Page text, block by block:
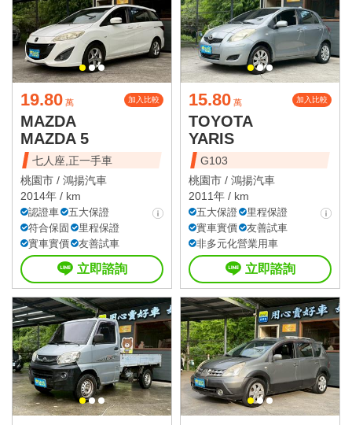
19.80 萬 加入比較
MAZDA
MAZDA 5
七人座,正一手車
桃園市 / 鴻揚汽車
2014年 / km
認證車
五大保證
符合保固
里程保證
實車實價
友善試車
立即諮詢
15.80 萬 加入比較
TOYOTA
YARIS
G103
桃園市 / 鴻揚汽車
2011年 / km
五大保證
里程保證
實車實價
友善試車
非多元化營業用車
立即諮詢